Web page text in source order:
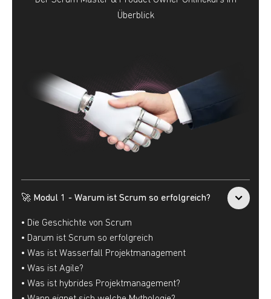
Überblick
🚀 Modul 1 - Warum ist Scrum so erfolgreich?
• Die Geschichte von Scrum
• Darum ist Scrum so erfolgreich
• Was ist Wasserfall Projektmanagement
• Was ist Agile?
• Was ist hybrides Projektmanagement?